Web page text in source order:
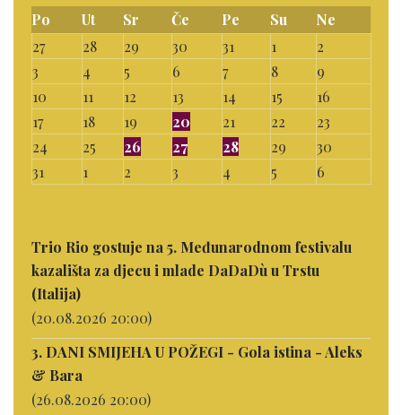
Po
Ut Sr Če Pe Su
Ne
27
28 29 30 31 1
2
3
4 5 6 7 8
9
10
11 12 13 14 15
16
17
18 19 20 21 22
23
24
25 26 27 28 29
30
31
1 2 3 4 5 6
Trio Rio gostuje na 5. Međunarodnom festivalu
kazališta za djecu i mlade DaDaDù u Trstu
(Italija)
(20.08.2026 20:00)
3. DANI SMIJEHA U POŽEGI - Gola istina - Aleks
& Bara
(26.08.2026 20:00)